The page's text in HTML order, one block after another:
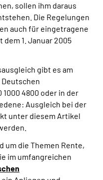
sollen ihm daraus
Die Regelungen
auch für eingetragene
1. Januar 2005
gibt es am
4800 oder in der
Ausgleich bei der
unter diesem Artikel
um die Themen Rente,
im umfangreichen